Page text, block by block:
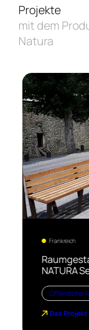
Projekte
mit dem
Natura
Frankreich
NATURA
Öffentliche
Das